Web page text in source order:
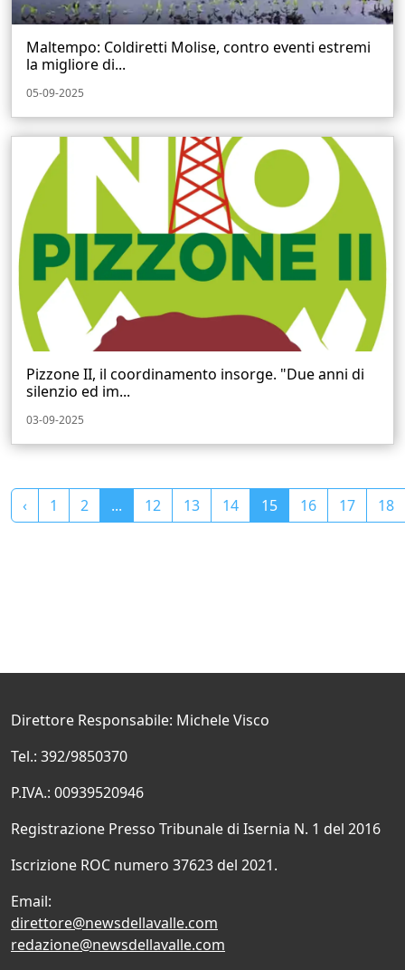
Maltempo: Coldiretti Molise, contro eventi estremi
la migliore di...
05-09-2025
Pizzone II, il coordinamento insorge. "Due anni di
silenzio ed im...
03-09-2025
‹ 1 2 ... 12 13 14 15 16 17 18
Direttore Responsabile: Michele Visco
Tel.: 392/9850370
P.IVA.: 00939520946
Registrazione Presso Tribunale di Isernia N. 1 del 2016
Iscrizione ROC numero 37623 del 2021.
Email:
direttore@newsdellavalle.com
redazione@newsdellavalle.com